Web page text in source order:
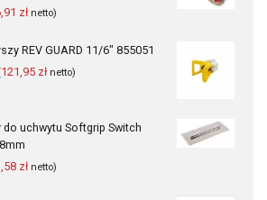
złnetto)
REV GUARD 11/6" 855051
150,00 zł.
121,95 złnetto)
do uchwytu Softgrip Switch
złnetto)